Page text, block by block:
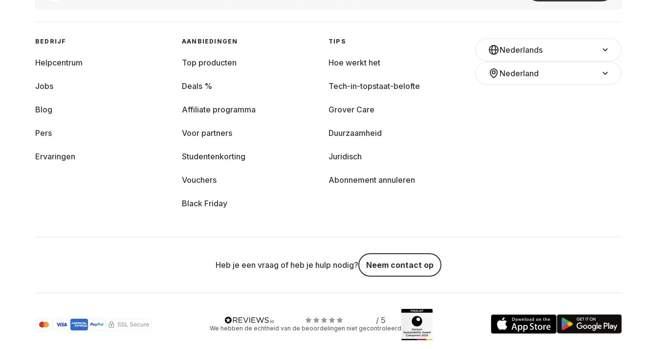
Nederlands
Nederland
BEDRIJF
Helpcentrum
Jobs
Blog
Pers
Ervaringen
AANBIEDINGEN
Top producten
Deals %
Affiliate programma
Voor partners
Studentenkorting
Vouchers
Black Friday
TIPS
Hoe werkt het
Tech-in-topstaat-belofte
Grover Care
Duurzaamheid
Juridisch
Abonnement annuleren
Heb je een vraag of heb je hulp nodig? Neem contact op
/ 5
We hebben de echtheid van de beoordelingen niet gecontroleerd